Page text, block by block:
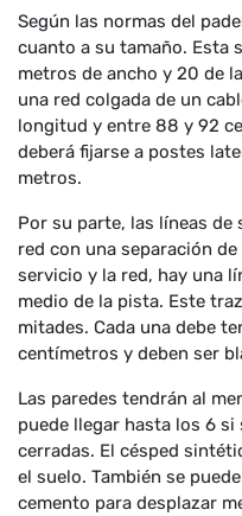
Según las normas del
cuanto a su tamaño. Esta
metros de ancho y 20 de
una red colgada de un
longitud y entre 88 y 92
deberá fijarse a postes
metros.
Por su parte, las líneas de
red con una separación
servicio y la red, hay una
medio de la pista. Este
mitades. Cada una debe
centímetros y deben ser
Las paredes tendrán al
puede llegar hasta los 6
cerradas. El césped
el suelo. También se
cemento para desplazar